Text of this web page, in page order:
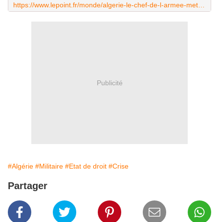
Publicité
#Algérie #Militaire #Etat de droit #Crise
Partager